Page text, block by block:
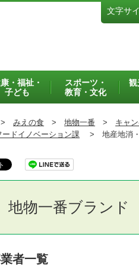
文字サ
・福祉・
子ども
スポーツ・
教育・文化
観
みえの食 > 地物一番 > キャ
ードイノベーション課 > 地産地消
地物一番ブランド
者一覧